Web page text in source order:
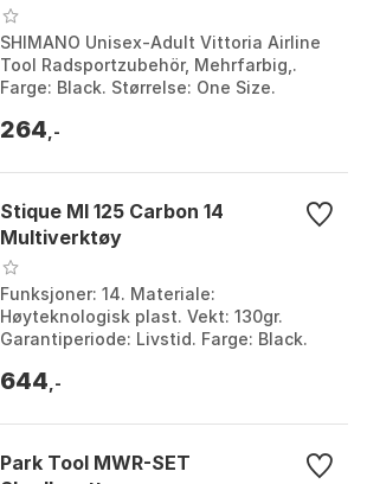
SHIMANO Unisex-Adult Vittoria Airline
Tool Radsportzubehör, Mehrfarbig,.
Farge: Black. Størrelse: One Size.
264 ,-
Stique Ml 125 Carbon 14
Multiverktøy
Funksjoner: 14. Materiale:
Høyteknologisk plast. Vekt: 130gr.
Garantiperiode: Livstid. Farge: Black.
644 ,-
Park Tool MWR-SET